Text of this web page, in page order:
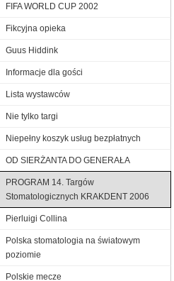
FIFA WORLD CUP 2002
Fikcyjna opieka
Guus Hiddink
Informacje dla gości
Lista wystawców
Nie tylko targi
Niepełny koszyk usług bezpłatnych
OD SIERŻANTA DO GENERAŁA
PROGRAM 14. Targów
Stomatologicznych KRAKDENT 2006
Pierluigi Collina
Polska stomatologia na światowym
poziomie
Polskie mecze